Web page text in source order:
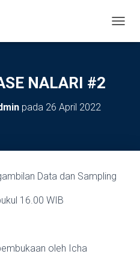
NALARI #2
pada 26 April 2022
Data dan Sampling
16.00 WIB
oleh Icha